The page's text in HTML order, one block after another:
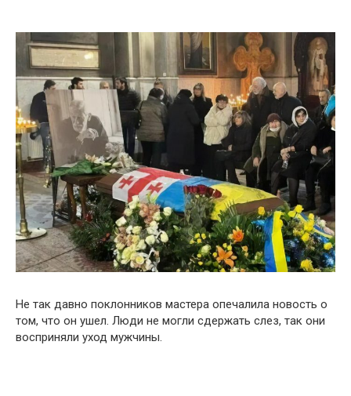
Не так давно поклонников мастера опечалила новость о
том, что он ушел. Люди не могли сдержать слез, так они
восприняли уход мужчины.